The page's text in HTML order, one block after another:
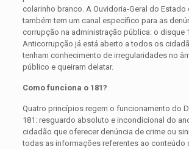
colarinho branco. A Ouvidoria-Geral do Estado
também tem um canal específico para as
corrupção na administração pública: o disque
Anticorrupção já está aberto a todos os
tenham conhecimento de irregularidades no
público e queiram delatar.
Como funciona o 181?
Quatro princípios regem o funcionamento do
181: resguardo absoluto e incondicional do
cidadão que oferecer denúncia de crime ou
todas as informações referentes ao conteúdo